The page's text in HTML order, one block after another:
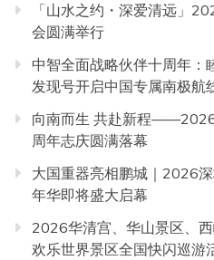
「山水之约・深爱清远」
会圆满举行
中智全面战略伙伴十周年
发现号开启中国专属南极航
向南而生 共赴新程
周年志庆圆满落幕
大国重器亮相鹏城｜2026
年华即将盛大启幕
2026华清宫、华山景区、
欢乐世界景区全国快闪巡游